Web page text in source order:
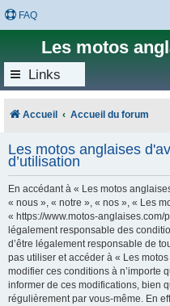
FAQ
Les motos
Links
Accueil Accueil du forum
Les motos anglaises
d’utilisation
En accédant à « Les motos
« nous », « notre », « nos », « Les
« https://www.motos-anglaises.com/
légalement responsable des
d’être légalement responsable de
pas utiliser et accéder à « Les
modifier ces conditions à n’importe
informer de ces modifications, bien
régulièrement par vous-même. En